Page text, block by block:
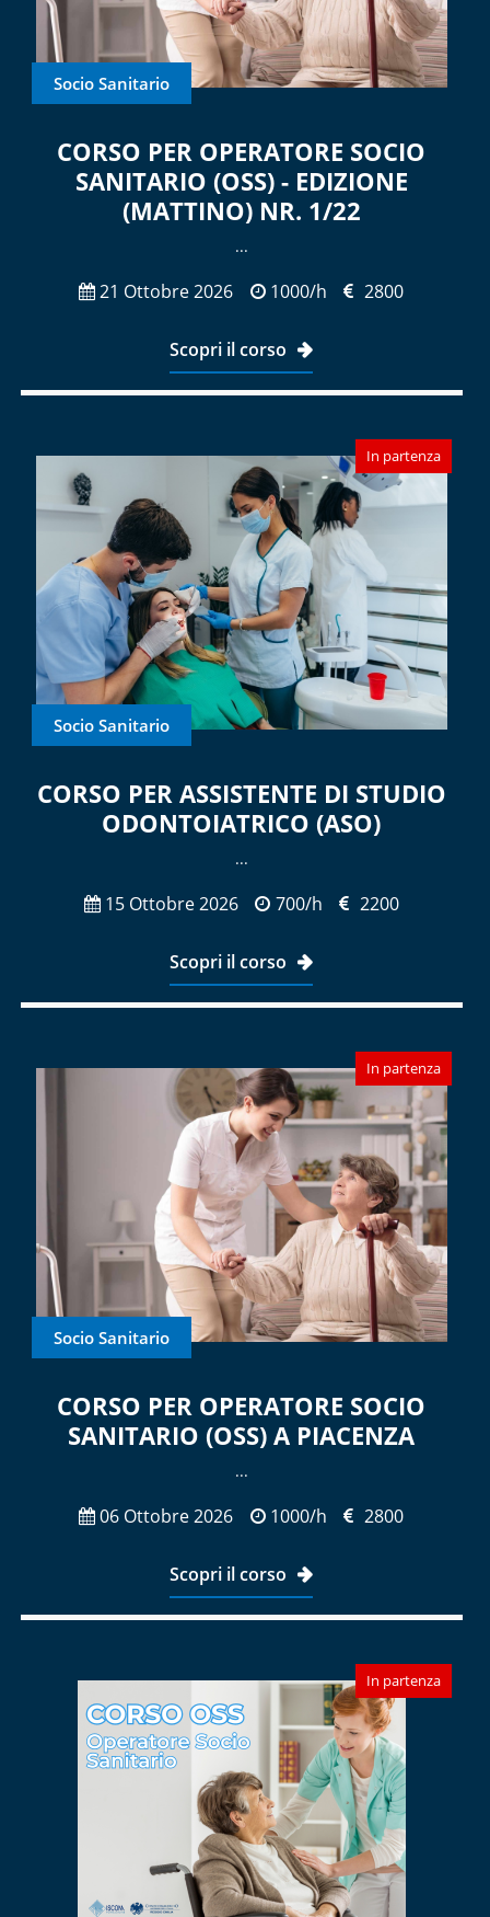
Socio Sanitario
CORSO PER OPERATORE SOCIO
SANITARIO (OSS) - EDIZIONE
(MATTINO) NR. 1/22
...
21 Ottobre 2026 1000/h 2800
Scopri il corso
In partenza
Socio Sanitario
CORSO PER ASSISTENTE DI STUDIO
ODONTOIATRICO (ASO)
...
15 Ottobre 2026 700/h 2200
Scopri il corso
In partenza
Socio Sanitario
CORSO PER OPERATORE SOCIO
SANITARIO (OSS) A PIACENZA
...
06 Ottobre 2026 1000/h 2800
Scopri il corso
In partenza